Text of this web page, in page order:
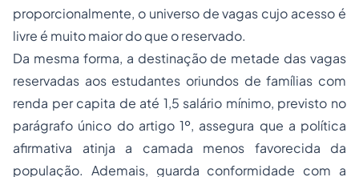
proporcionalmente, o universo de vagas cujo acesso é
livre é muito maior do que o reservado.
Da mesma forma, a destinação de metade das vagas
reservadas aos estudantes oriundos de famílias com
renda per capita de até 1,5 salário mínimo, previsto no
parágrafo único do artigo 1º, assegura que a política
afirmativa atinja a camada menos favorecida da
população. Ademais, guarda conformidade com a